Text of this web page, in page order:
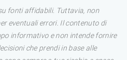
fonti affidabili. Tuttavia, non
eventuali errori. Il contenuto di
informativo e non intende fornire
che prendi in base alle